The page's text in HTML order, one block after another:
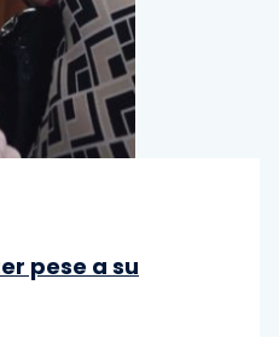
pese a su